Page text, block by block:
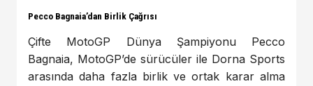
Pecco Bagnaia’dan Birlik Çağrısı
Çifte MotoGP Dünya Şampiyonu Pecco
Bagnaia, MotoGP’de sürücüler ile Dorna Sports
arasında daha fazla birlik ve ortak karar alma